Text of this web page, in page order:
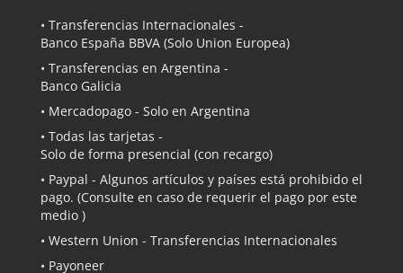
• Transferencias Internacionales -
Banco España BBVA (Solo Union Europea)
• Transferencias en Argentina -
Banco Galicia
• Mercadopago - Solo en Argentina
• Todas las tarjetas -
Solo de forma presencial (con recargo)
• Paypal - Algunos artículos y países está prohibido el
pago. (Consulte en caso de requerir el pago por este
medio )
• Western Union - Transferencias Internacionales
• Payoneer